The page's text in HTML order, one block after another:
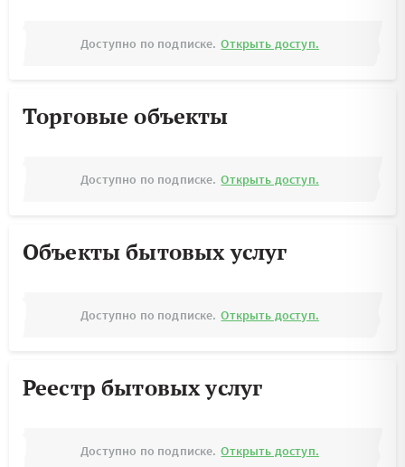
Доступно по подписке. Открыть доступ.
Торговые объекты
Доступно по подписке. Открыть доступ.
Объекты бытовых услуг
Доступно по подписке. Открыть доступ.
Реестр бытовых услуг
Доступно по подписке. Открыть доступ.